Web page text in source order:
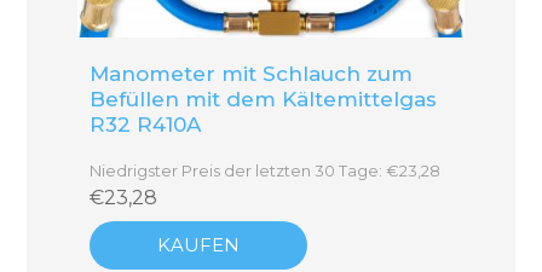
Manometer mit Schlauch zum
Befüllen mit dem Kältemittelgas
R32 R410A
Niedrigster Preis der letzten 30 Tage: €23,28
€23,28
KAUFEN